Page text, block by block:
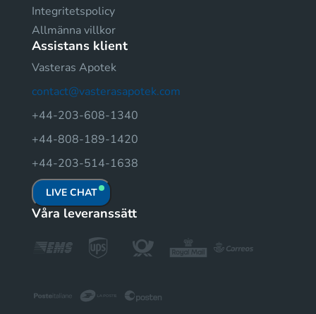
Integritetspolicy
Allmänna villkor
Assistans klient
Vasteras Apotek
contact@vasterasapotek.com
+44-203-608-1340
+44-808-189-1420
+44-203-514-1638
LIVE CHAT
Våra leveranssätt